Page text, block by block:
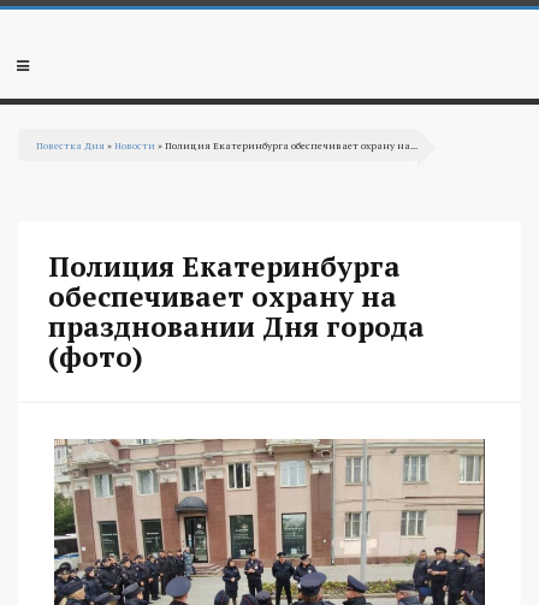
Перейти к основному содержанию
Мобильное
Повестка Дня »Новости » Полиция Екатеринбурга обеспечивает охрану на...
Полиция Екатеринбурга
обеспечивает охрану на
праздновании Дня города
(фото)